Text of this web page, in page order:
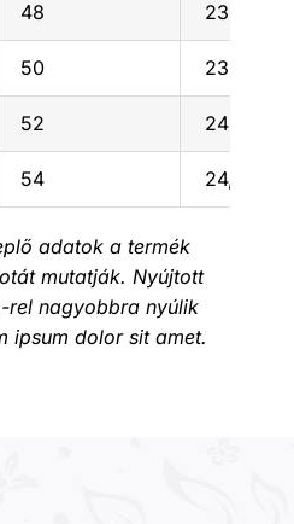
48 23
50 23,5
52 24
54 24,5
adatok a termék
mutatják. Nyújtott
rel nagyobbra nyúlik
ipsum dolor sit amet.